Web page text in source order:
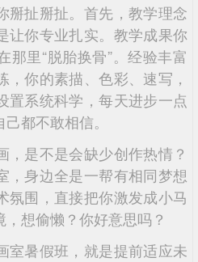
掰扯掰扯。首先，教学理念
让你专业扎实。教学成果你
那里“脱胎换骨”。经验丰富
你的素描、色彩、速写，
置系统科学，每天进步一点
都不敢相信。
，是不是会缺少创作热情？
，身边全是一帮有相同梦想
氛围，直接把你激发成小马
想偷懒？你好意思吗？
室暑假班，就是提前适应未